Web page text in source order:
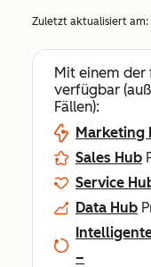
Zuletzt aktualisiert am:
Mit einem der
verfügbar
Fällen):
Marketing
Sales Hub
Service
Data Hub
–